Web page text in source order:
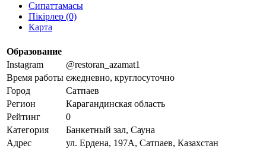
Сипаттамасы
Пікірлер (0)
Карта
Образование
Instagram
@restoran_azamat1
Время работы ежедневно, круглосуточно
Город
Сатпаев
Регион
Карагандинская область
Рейтинг
0
Категория
Банкетный зал, Сауна
Адрес
ул. Ердена, 197А, Сатпаев, Казахстан